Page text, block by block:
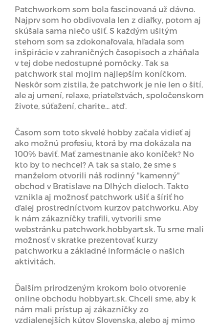
Patchworkom som bola fascinovaná už dávno.
Najprv som ho obdivovala len z diaľky, potom aj
skúšala sama niečo ušiť. S každým ušitým
stehom som sa zdokonaľovala, hľadala som
inšpirácie v zahraničných časopisoch a zháňala
v tej dobe nedostupné pomôcky. Tak sa
patchwork stal mojim najlepším koníčkom.
Neskôr som zistila, že patchwork je nie len o šití,
ale aj umení, relaxe, priateľstvách, spoločenskom
živote, súťažení, charite... atď.
Časom som toto skvelé hobby začala vidieť aj
ako možnú profesiu, ktorá by ma dokázala na
100% baviť. Mať zamestnanie ako koníček? No
kto by to nechcel? A tak sa stalo, že sme s
manželom otvorili náš rodinný "kamenný"
obchod v Bratislave na Dlhých dieloch. Takto
vznikla aj možnosť patchwork ušiť a šíriť ho
ďalej prostredníctvom kurzov patchworku. Aby
k nám zákazníčky trafili, vytvorili sme
webstránku patchwork.hobbyart.sk. Tu sme mali
možnosť v skratke prezentovať kurzy
patchworku a základné informácie o našich
aktivitách.
Ďalším prirodzeným krokom bolo otvorenie
online obchodu hobbyart.sk. Chceli sme, aby k
nám mali prístup aj zákazníčky zo
vzdialenejších kútov Slovenska, alebo aj mimo